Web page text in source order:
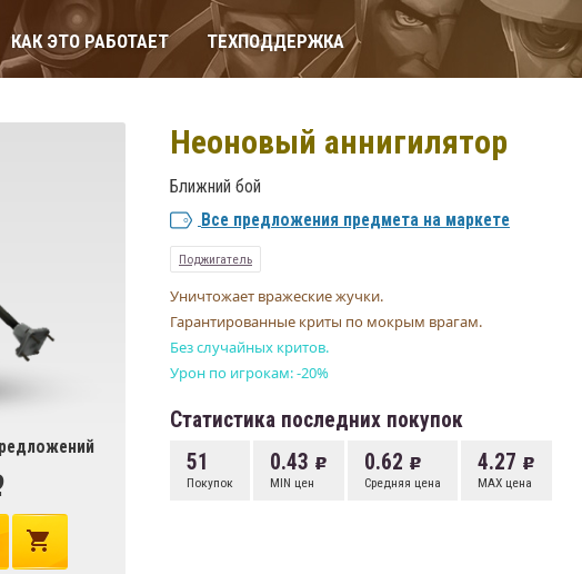
КАК ЭТО РАБОТАЕТ ТЕХПОДДЕРЖКА
Неоновый аннигилятор
Ближний бой
Все предложения предмета на маркете
Поджигатель
Уничтожает вражеские жучки.
Гарантированные криты по мокрым врагам.
Без случайных критов.
Урон по игрокам: -20%
Статистика последних покупок
51
Покупок
0.43
MIN цен
0.62
Средняя цена
4.27
MAX цена